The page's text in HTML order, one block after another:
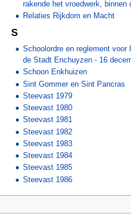
rakende het vroedwerk, binnen
Relaties Rijkdom en Macht
S
Schoolordre en reglement voor
de Stadt Enchuyzen - 16
Schoon Enkhuizen
Sint Gommer en Sint Pancras
Steevast 1979
Steevast 1980
Steevast 1981
Steevast 1982
Steevast 1983
Steevast 1984
Steevast 1985
Steevast 1986